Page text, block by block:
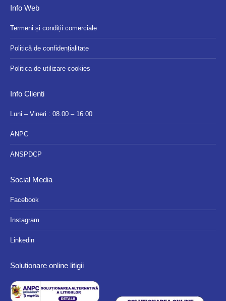
Info Web
Termeni și condiții comerciale
Politică de confidențialitate
Politica de utilizare cookies
Info Clienti
Luni – Vineri : 08.00 – 16.00
ANPC
ANSPDCP
Social Media
Facebook
Instagram
Linkedin
Soluționare online litigii